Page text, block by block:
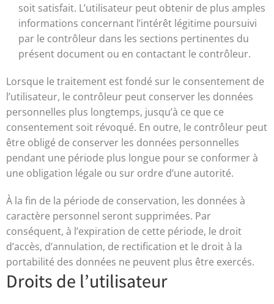
soit satisfait. L’utilisateur peut obtenir de plus amples
informations concernant l’intérêt légitime poursuivi
par le contrôleur dans les sections pertinentes du
présent document ou en contactant le contrôleur.
Lorsque le traitement est fondé sur le consentement de
l’utilisateur, le contrôleur peut conserver les données
personnelles plus longtemps, jusqu’à ce que ce
consentement soit révoqué. En outre, le contrôleur peut
être obligé de conserver les données personnelles
pendant une période plus longue pour se conformer à
une obligation légale ou sur ordre d’une autorité.
À la fin de la période de conservation, les données à
caractère personnel seront supprimées. Par
conséquent, à l’expiration de cette période, le droit
d’accès, d’annulation, de rectification et le droit à la
portabilité des données ne peuvent plus être exercés.
Droits de l’utilisateur